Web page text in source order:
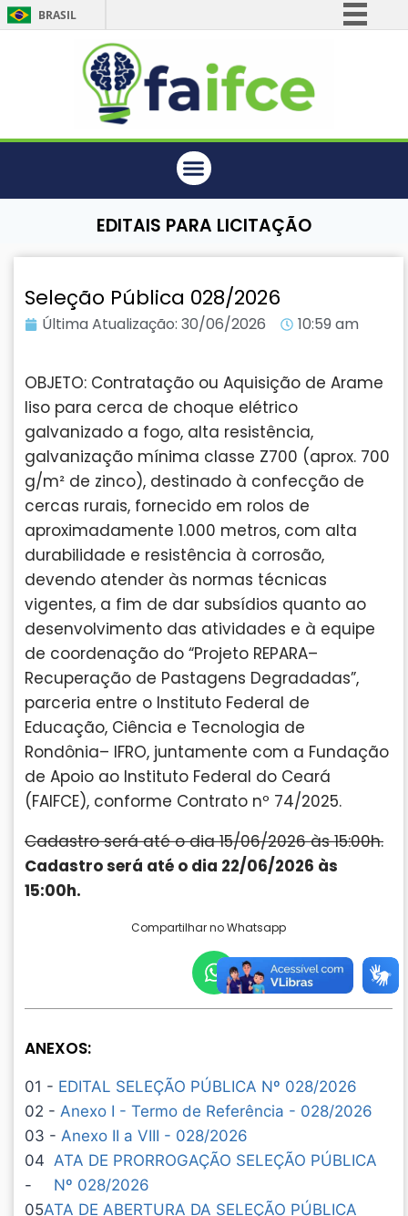
BRASIL
Participe
EDITAIS PARA LICITAÇÃO
Seleção Pública 028/2026
Última Atualização: 30/06/2026 10:59 am
OBJETO: Contratação ou Aquisição de Arame
liso para cerca de choque elétrico
galvanizado a fogo, alta resistência,
galvanização mínima classe Z700 (aprox. 700
g/m² de zinco), destinado à confecção de
cercas rurais, fornecido em rolos de
aproximadamente 1.000 metros, com alta
durabilidade e resistência à corrosão,
devendo atender às normas técnicas
vigentes, a fim de dar subsídios quanto ao
desenvolvimento das atividades e à equipe
de coordenação do “Projeto REPARA–
Recuperação de Pastagens Degradadas”,
parceria entre o Instituto Federal de
Educação, Ciência e Tecnologia de
Rondônia– IFRO, juntamente com a Fundação
de Apoio ao Instituto Federal do Ceará
(FAIFCE), conforme Contrato nº 74/2025.
Cadastro será até o dia 15/06/2026 às 15:00h.
Cadastro será até o dia 22/06/2026 às
15:00h.
Compartilhar no Whatsapp
ANEXOS:
01 - EDITAL SELEÇÃO PÚBLICA Nº 028/2026
02 - Anexo I - Termo de Referência - 028/2026
03 - Anexo II a VIII - 028/2026
04
-
ATA DE PRORROGAÇÃO SELEÇÃO PÚBLICA
Nº 028/2026
05ATA DE ABERTURA DA SELEÇÃO PÚBLICA